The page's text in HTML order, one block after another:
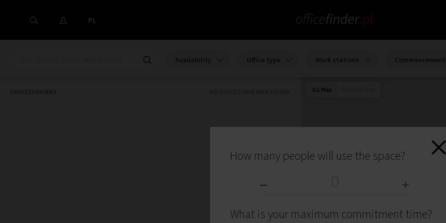
PL
Availability Office type Work stations
OFFICES FOR RENT JLL Map
How many people will use the space?
What is your maximum commitment time?